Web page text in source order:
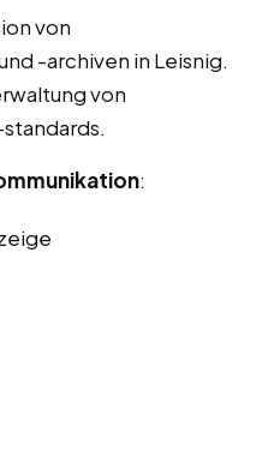
von
-archiven in Leisnig.
von
: